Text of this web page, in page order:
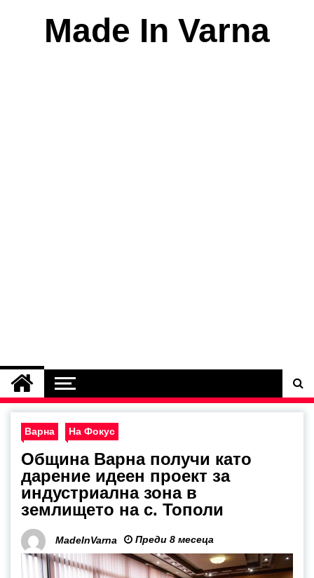
Made In Varna
Варна На Фокус
Община Варна получи като
дарение идеен проект за
индустриална зона в
землището на с. Тополи
MadeInVarna Преди 8 месеца